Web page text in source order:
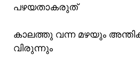
പഴയതാകരുത്
കാലത്തു വന്ന മഴയും
വിരുന്നും